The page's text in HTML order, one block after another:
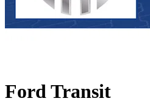
Ford Transit